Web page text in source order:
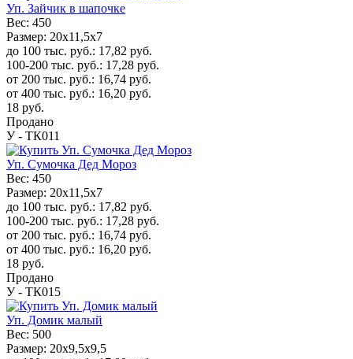
Уп. Зайчик в шапочке
Вес: 450
Размер: 20x11,5x7
до 100 тыс. руб.: 17,82 руб.
100-200 тыс. руб.: 17,28 руб.
от 200 тыс. руб.: 16,74 руб.
от 400 тыс. руб.: 16,20 руб.
18 руб.
Продано
У - ТК011
Уп. Сумочка Дед Мороз
Вес: 450
Размер: 20x11,5x7
до 100 тыс. руб.: 17,82 руб.
100-200 тыс. руб.: 17,28 руб.
от 200 тыс. руб.: 16,74 руб.
от 400 тыс. руб.: 16,20 руб.
18 руб.
Продано
У - ТК015
Уп. Домик малый
Вес: 500
Размер: 20x9,5x9,5